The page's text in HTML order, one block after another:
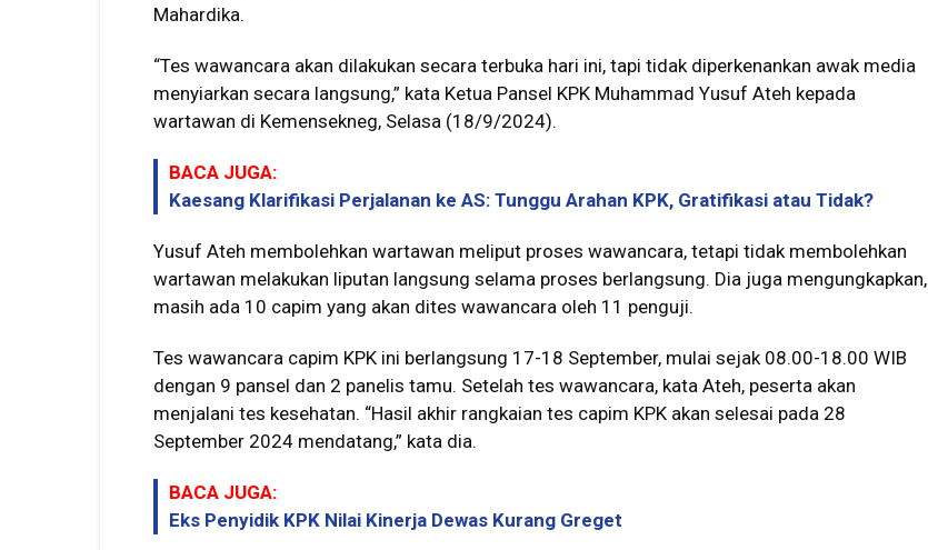
Mahardika.
“Tes wawancara akan dilakukan secara terbuka hari ini, tapi tidak diperkenankan awak media
menyiarkan secara langsung,” kata Ketua Pansel KPK Muhammad Yusuf Ateh kepada
wartawan di Kemensekneg, Selasa (18/9/2024).
BACA JUGA:
Kaesang Klarifikasi Perjalanan ke AS: Tunggu Arahan KPK, Gratifikasi atau Tidak?
Yusuf Ateh membolehkan wartawan meliput proses wawancara, tetapi tidak membolehkan
wartawan melakukan liputan langsung selama proses berlangsung. Dia juga mengungkapkan,
masih ada 10 capim yang akan dites wawancara oleh 11 penguji.
Tes wawancara capim KPK ini berlangsung 17-18 September, mulai sejak 08.00-18.00 WIB
dengan 9 pansel dan 2 panelis tamu. Setelah tes wawancara, kata Ateh, peserta akan
menjalani tes kesehatan. “Hasil akhir rangkaian tes capim KPK akan selesai pada 28
September 2024 mendatang,” kata dia.
BACA JUGA:
Eks Penyidik KPK Nilai Kinerja Dewas Kurang Greget